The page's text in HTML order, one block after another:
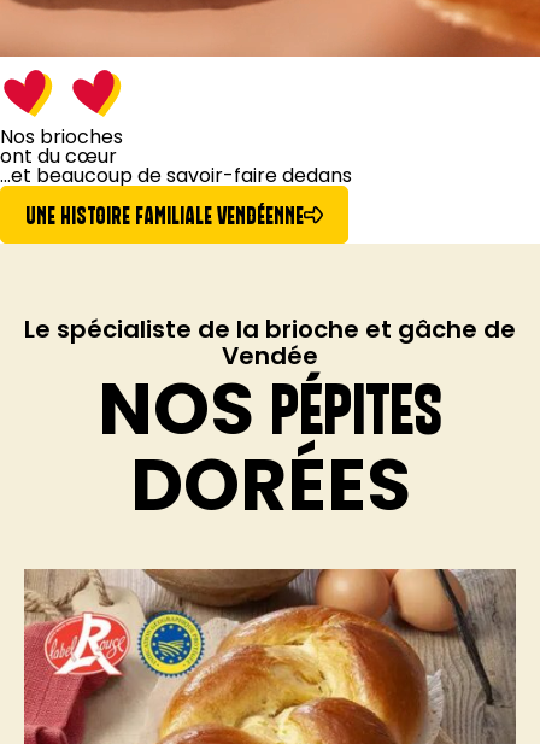
Nos brioches
ont du cœur
...et beaucoup desavoir-faire dedans
UNE HISTOIRE FAMILIALE VENDÉENNE
Le spécialiste de la brioche et gâche de
Vendée
NOS PÉPITES
DORÉES